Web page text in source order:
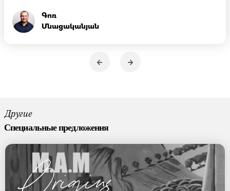
Գոռ
Մնացականյան
Другие
Специальные предложения